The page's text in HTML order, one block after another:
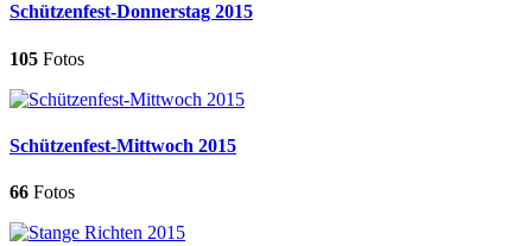
Schützenfest-Donnerstag 2015
105 Fotos
Schützenfest-Mittwoch 2015
66 Fotos